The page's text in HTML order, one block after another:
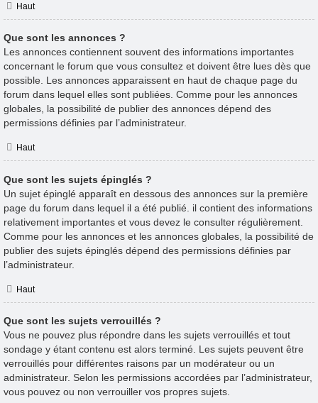
Haut
Que sont les annonces ?
Les annonces contiennent souvent des informations importantes
concernant le forum que vous consultez et doivent être lues dès que
possible. Les annonces apparaissent en haut de chaque page du
forum dans lequel elles sont publiées. Comme pour les annonces
globales, la possibilité de publier des annonces dépend des
permissions définies par l’administrateur.
Haut
Que sont les sujets épinglés ?
Un sujet épinglé apparaît en dessous des annonces sur la première
page du forum dans lequel il a été publié. il contient des informations
relativement importantes et vous devez le consulter régulièrement.
Comme pour les annonces et les annonces globales, la possibilité de
publier des sujets épinglés dépend des permissions définies par
l’administrateur.
Haut
Que sont les sujets verrouillés ?
Vous ne pouvez plus répondre dans les sujets verrouillés et tout
sondage y étant contenu est alors terminé. Les sujets peuvent être
verrouillés pour différentes raisons par un modérateur ou un
administrateur. Selon les permissions accordées par l’administrateur,
vous pouvez ou non verrouiller vos propres sujets.